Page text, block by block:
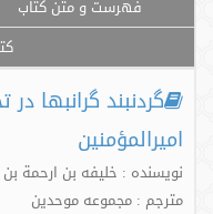
فهرست و متن کتاب
گردنبند گرانبها
امیرالمؤمنین
نویسنده : خلیفه بن ارحمة
مترجم : مجموعه موحدین